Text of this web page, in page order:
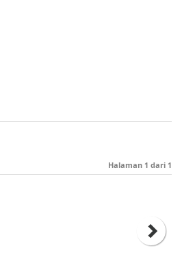
Halaman 1 dari 1